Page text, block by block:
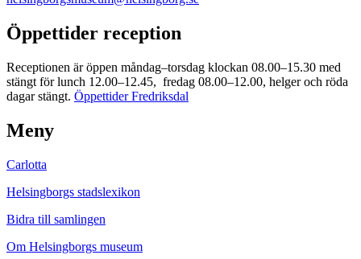
Öppettider reception
Receptionen är öppen måndag–torsdag klockan 08.00–15.30 med
stängt för lunch 12.00–12.45, fredag 08.00–12.00, helger och röda
dagar stängt. Öppettider Fredriksdal
Meny
Carlotta
Helsingborgs stadslexikon
Bidra till samlingen
Om Helsingborgs museum